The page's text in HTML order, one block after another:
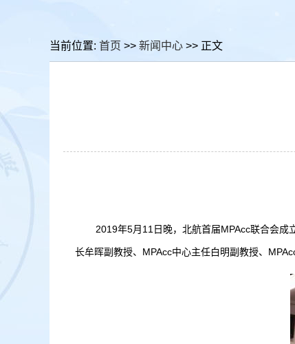
当前位置: 首页 >> 新闻中心 >> 正文
2019年5月11日晚，北航首届MPAcc联合会
长牟晖副教授、MPAcc中心主任白明副教授、